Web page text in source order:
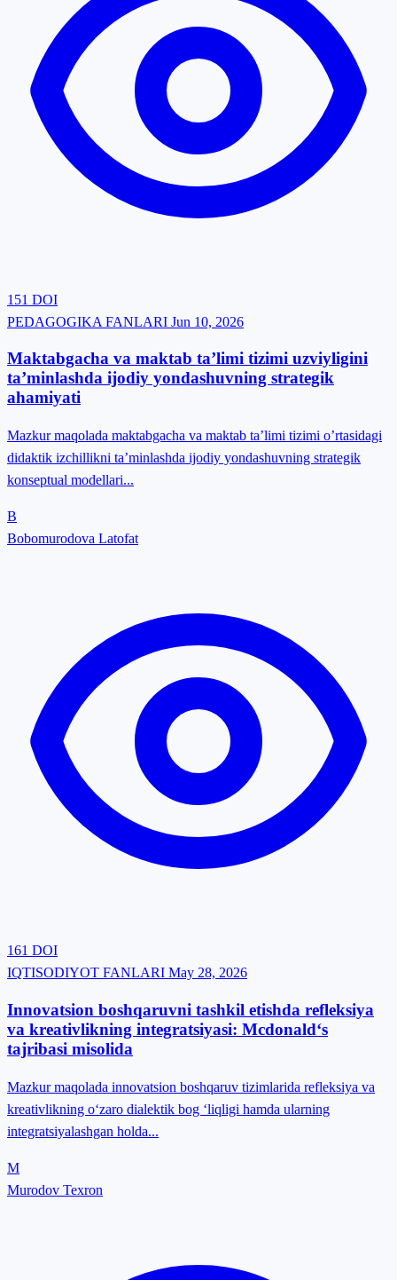
151 DOI
PEDAGOGIKA FANLARI Jun 10, 2026
Maktabgacha va maktab ta’limi tizimi uzviyligini
ta’minlashda ijodiy yondashuvning strategik
ahamiyati
Mazkur maqolada maktabgacha va maktab ta’limi tizimi o’rtasidagi
didaktik izchillikni ta’minlashda ijodiy yondashuvning strategik
konseptual modellari...
B
Bobomurodova Latofat
161 DOI
IQTISODIYOT FANLARI May 28, 2026
Innovatsion boshqaruvni tashkil etishda refleksiya
va kreativlikning integratsiyasi: Mcdonald‘s
tajribasi misolida
Mazkur maqolada innovatsion boshqaruv tizimlarida refleksiya va
kreativlikning o‘zaro dialektik bog ‘liqligi hamda ularning
integratsiyalashgan holda...
M
Murodov Texron